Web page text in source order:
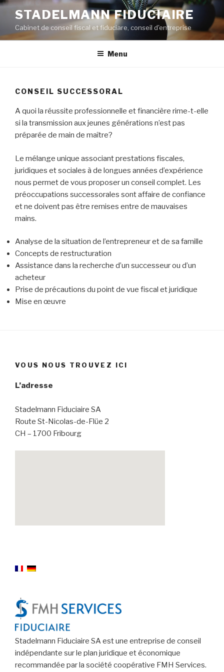
Skip
content
STADELMANN FIDUCIAIRE
Cabinet de conseil fiscal et fiduciare, conseil d'entreprise
Menu
CONSEIL SUCCESSORAL
A quoi la réussite professionnelle et financière rime-t-elle
si la transmission aux jeunes générations n’est pas
préparée de main de maître?
Le mélange unique associant prestations fiscales,
juridiques et sociales à de longues années d’expérience
nous permet de vous proposer un conseil complet. Les
préoccupations successorales sont affaire de confiance
et ne doivent pas être remises entre de mauvaises
mains.
Analyse de la situation de l’entrepreneur et de sa famille
Concepts de restructuration
Assistance dans la recherche d’un successeur ou d’un
acheteur
Prise de précautions du point de vue fiscal et juridique
Mise en œuvre
VOUS NOUS TROUVEZ ICI
L’adresse
Stadelmann Fiduciaire SA
Route St-Nicolas-de-Flüe 2
CH – 1700 Fribourg
Stadelmann Fiduciaire SA est une entreprise de conseil
indépendante sur le plan juridique et économique
recommandée par la société coopérative FMH Services.